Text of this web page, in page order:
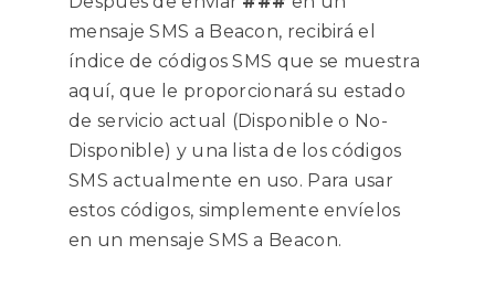
mensaje SMS a Beacon, recibirá el
índice de códigos SMS que se muestra
aquí, que le proporcionará su estado
de servicio actual (Disponible o No-
Disponible) y una lista de los códigos
SMS actualmente en uso. Para usar
estos códigos, simplemente envíelos
en un mensaje SMS a Beacon.